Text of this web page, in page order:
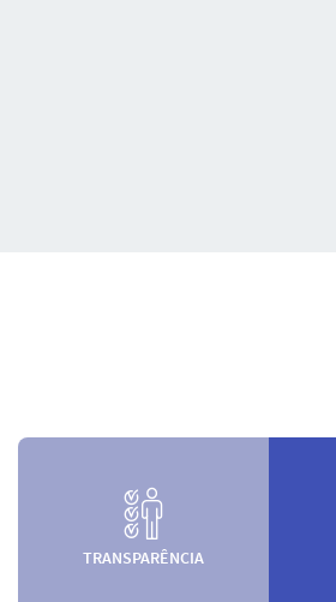
TRANSPARÊNCIA